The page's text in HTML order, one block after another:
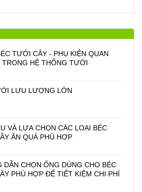
TƯỚI CÂY - PHỤ KIỆN QUAN
TRONG HỆ THỐNG TƯỚI
LƯU LƯỢNG LỚN
VÀ LỰA CHỌN CÁC LOẠI BÉC
CÂY ĂN QUẢ PHÙ HỢP
DẪN CHỌN ỐNG DÙNG CHO BÉC
PHÙ HỢP ĐỂ TIẾT KIỆM CHI PHÍ